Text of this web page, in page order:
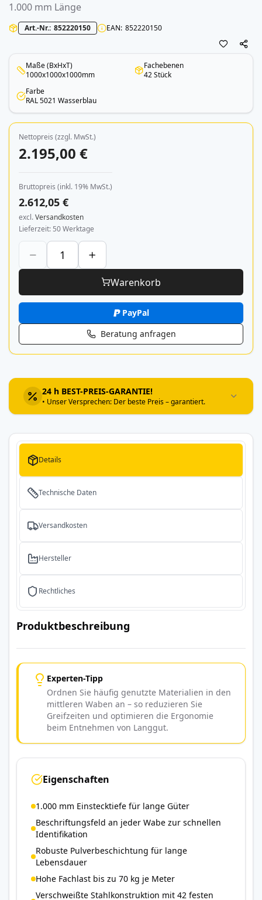
1.000 mm Länge
Art.-Nr. 852220150 EAN 852220150
Maße (BxHxT)
1000x1000x1000mm
Fachebenen
42 Stück
Farbe
RAL 5021 Wasserblau
Nettopreis (zzgl. MwSt.)
2.195,00 €
Bruttopreis (inkl. 19% MwSt.)
2.612,05 €
excl.Versandkosten
Lieferzeit 50 Werktage
Warenkorb
PayPal
Beratung anfragen
24 h BEST-PREIS-GARANTIE!
• Unser Versprechen: Der beste Preis – garantiert.
Details
Technische Daten
Versandkosten
Hersteller
Rechtliches
Produktbeschreibung
Experten-Tipp
Ordnen Sie häufig genutzte Materialien in den
mittleren Waben an – so reduzieren Sie
Greifzeiten und optimieren die Ergonomie
beim Entnehmen von Langgut.
Eigenschaften
1.000 mm Einstecktiefe für lange Güter
Beschriftungsfeld an jeder Wabe zur schnellen
Identifikation
Robuste Pulverbeschichtung für lange
Lebensdauer
Hohe Fachlast bis zu 70 kg je Meter
Verschweißte Stahlkonstruktion mit 42 festen